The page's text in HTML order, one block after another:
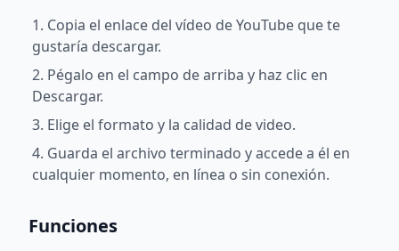
1. Copia el enlace del vídeo de YouTube que te
gustaría descargar.
2. Pégalo en el campo de arriba y haz clic en
Descargar.
3. Elige el formato y la calidad de video.
4. Guarda el archivo terminado y accede a él en
cualquier momento, en línea o sin conexión.
Funciones